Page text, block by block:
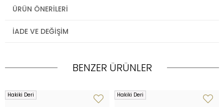
ÜRÜN ÖNERILERI
İADE VE DEĞIŞIM
BENZER ÜRÜNLER
Hakiki Deri Hakiki Deri